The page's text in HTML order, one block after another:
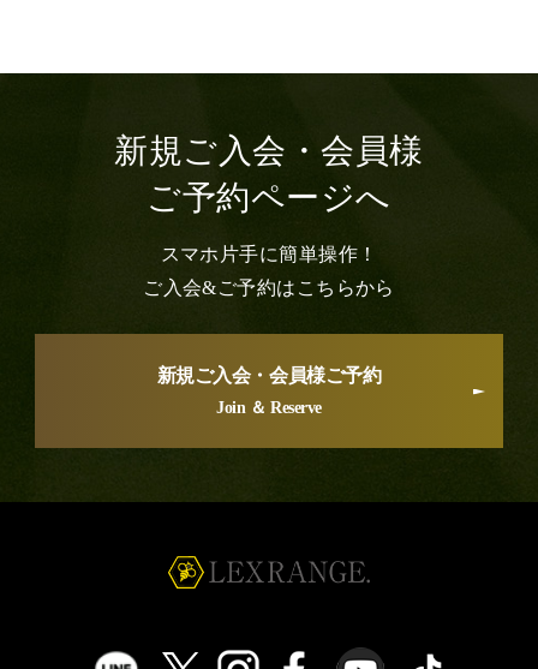
新規ご入会・会員様
ご予約ページへ
スマホ片手に簡単操作！
ご入会&ご予約はこちらから
新規ご入会・会員様ご予約
Join ＆ Reserve